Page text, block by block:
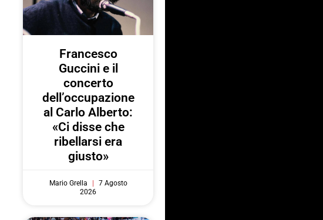
Francesco
Guccini e il
concerto
dell’occupazione
al Carlo Alberto:
«Ci disse che
ribellarsi era
giusto»
Mario Grella
7 Agosto
2026